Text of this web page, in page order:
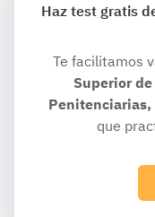
Haz test gratis
Te facilitamos
Superior
que